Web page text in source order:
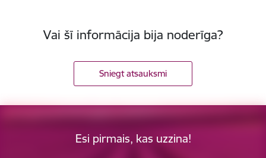
Vai šī informācija bija noderīga?
Sniegt atsauksmi
Esi pirmais, kas uzzina!